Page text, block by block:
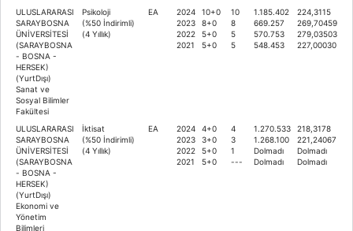
ULUSLARARASI
SARAYBOSNA
ÜNİVERSİTESİ
(SARAYBOSNA
- BOSNA -
HERSEK)
(YurtDışı)
Sanat ve
Sosyal Bilimler
Fakültesi
Psikoloji
(%50 İndirimli)
(4 Yıllık)
EA
2024
2023
2022
2021
10+0
8+0
5+0
5+0
10
8
5
5
1.185.402
669.257
570.753
548.453
224,3115
269,70459
279,03503
227,00030
ULUSLARARASI
SARAYBOSNA
ÜNİVERSİTESİ
(SARAYBOSNA
- BOSNA -
HERSEK)
(YurtDışı)
Ekonomi ve
Yönetim
Bilimleri
İktisat
(%50 İndirimli)
(4 Yıllık)
EA
2024
2023
2022
2021
4+0
3+0
5+0
5+0
4
3
1
---
1.270.533
1.268.100
Dolmadı
Dolmadı
218,3178
221,24067
Dolmadı
Dolmadı